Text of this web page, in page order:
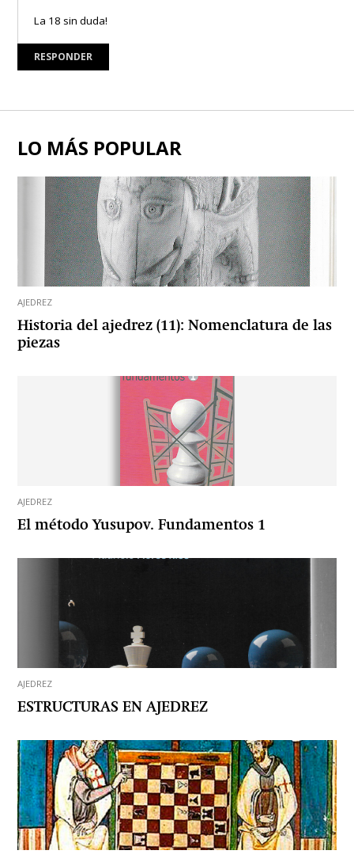
La 18 sin duda!
RESPONDER
LO MÁS POPULAR
AJEDREZ
Historia del ajedrez (11): Nomenclatura de las
piezas
AJEDREZ
El método Yusupov. Fundamentos 1
AJEDREZ
ESTRUCTURAS EN AJEDREZ